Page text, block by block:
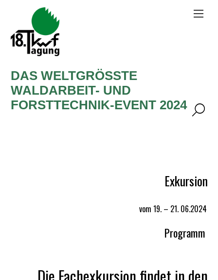
DAS WELTGRÖSSTE W
ALDARBEIT- UND F
ORSTTECHNIK-EVENT 2024
Exkursion
vom 19. – 21. 06.2024
Programm
Die Fachexkursion findet in den